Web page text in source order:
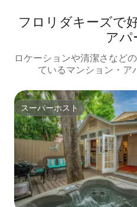
フロリダキーズで
アパ
ロケーションや清潔さなど
ているマンション・ア
スーパーホスト
スーパーホスト